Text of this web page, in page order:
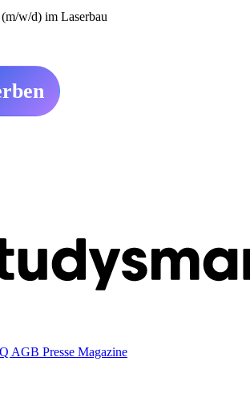
w/d) im Laserbau
AGB Presse Magazine